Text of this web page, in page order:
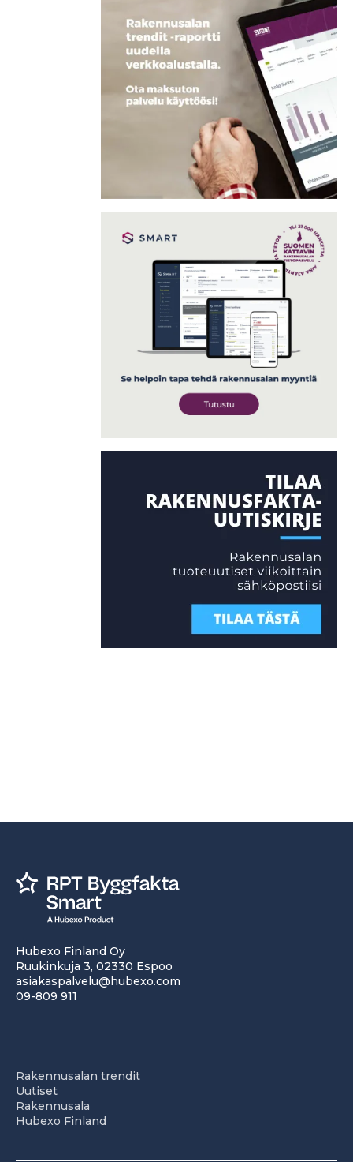
Hubexo Finland Oy
Ruukinkuja 3, 02330 Espoo
asiakaspalvelu@hubexo.com
09-809 911
Rakennusalan trendit
Uutiset
Rakennusala
Hubexo Finland